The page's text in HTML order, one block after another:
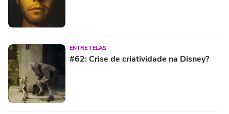
ENTRE TELAS
#62: Crise de criatividade na Disney?